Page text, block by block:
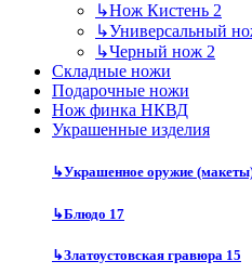
↳Нож Кистень 2
↳Универсальный
↳Черный нож 2
Складные ножи
Подарочные ножи
Нож финка НКВД
Украшенные изделия
↳Украшенное оружие
↳Блюдо 17
↳Златоустовская гравюра 15